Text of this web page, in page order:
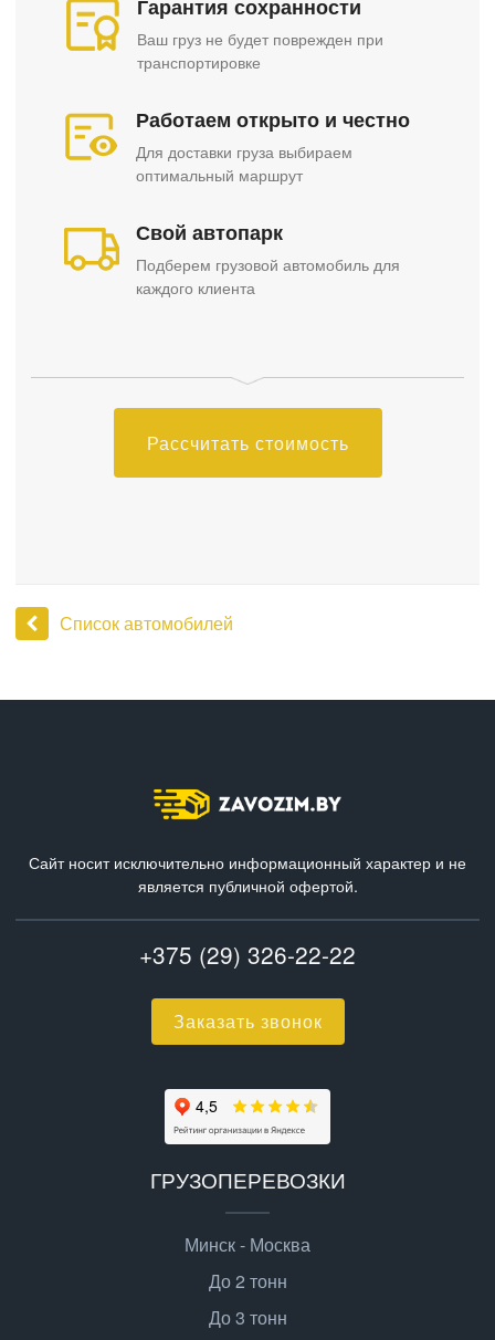
Гарантия сохранности
Ваш груз не будет поврежден при
транспортировке
Работаем открыто и честно
Для доставки груза выбираем
оптимальный маршрут
Свой автопарк
Подберем грузовой автомобиль для
каждого клиента
Рассчитать стоимость
Список автомобилей
Сайт носит исключительно информационный характер и не
является публичной офертой.
+375 (29) 326-22-22
Заказать звонок
ГРУЗОПЕРЕВОЗКИ
Минск - Москва
До 2 тонн
До 3 тонн